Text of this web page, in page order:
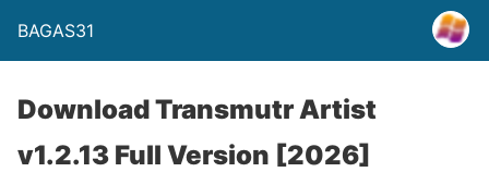
BAGAS31
Download Transmutr Artist
v1.2.13 Full Version [2026]